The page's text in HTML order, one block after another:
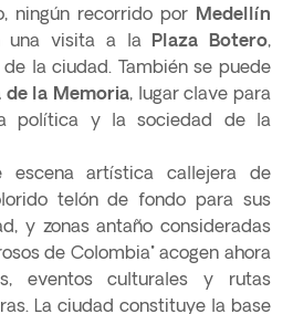
ningún recorrido por Medellín
una visita a la Plaza Botero,
la ciudad. También se puede
de la Memoria, lugar clave para
política y la sociedad de la
escena artística callejera de
telón de fondo para sus
y zonas antaño consideradas
de Colombia" acogen ahora
eventos culturales y rutas
La ciudad constituye la base